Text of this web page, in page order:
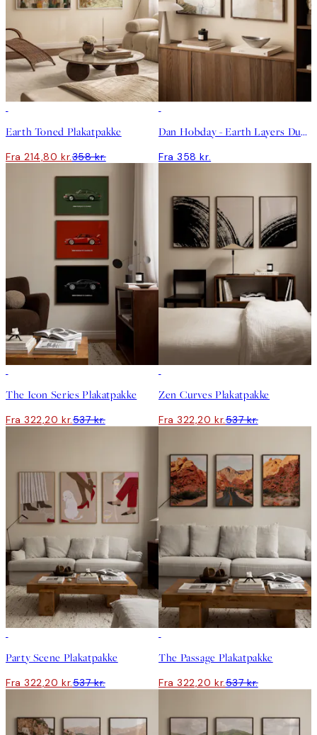
Earth Toned Plakatpakke
Fra 214,80 kr.358 kr.
Dan Hobday - Earth Layers Duo Plakatpakke
Fra 358 kr.
The Icon Series Plakatpakke
Fra 322,20 kr.537 kr.
Zen Curves Plakatpakke
Fra 322,20 kr.537 kr.
Party Scene Plakatpakke
Fra 322,20 kr.537 kr.
The Passage Plakatpakke
Fra 322,20 kr.537 kr.